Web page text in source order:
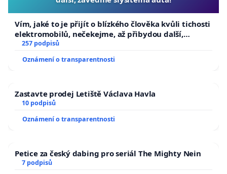
Vím, jaké to je přijít o blízkého člověka kvůli tichosti
elektromobilů, nečekejme, až přibydou další,
zaveďme slyšitelná auta!
257 podpisů
Oznámení o transparentnosti
Zastavte prodej Letiště Václava Havla
10 podpisů
Oznámení o transparentnosti
Petice za český dabing pro seriál The Mighty Nein
7 podpisů